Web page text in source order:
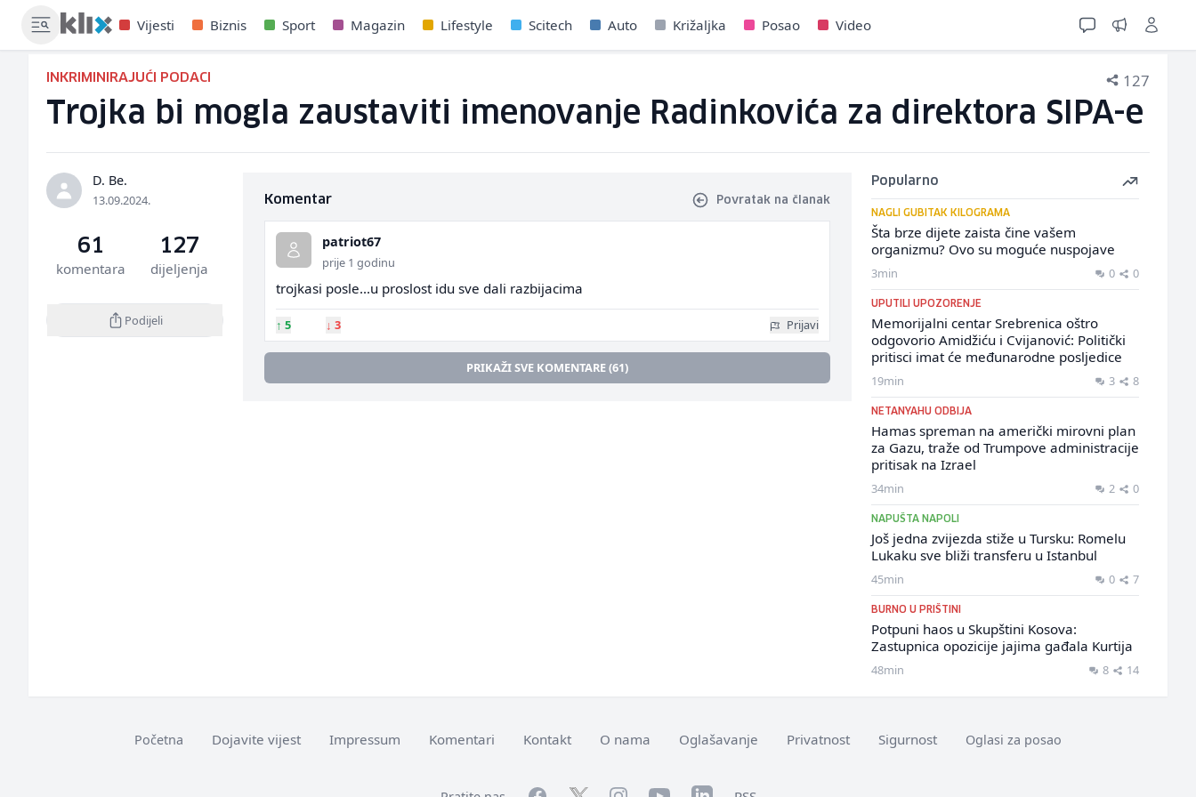
Vijesti Biznis Sport Magazin Lifestyle Scitech Auto Križaljka Posao Video
INKRIMINIRAJUĆI PODACI 127
Trojka bi mogla zaustaviti imenovanje Radinkovića za direktora SIPA-e
D. Be.
13.09.2024.
61
komentara
127
dijeljenja
Podijeli
Komentar Povratak na članak
patriot67
prije 1 godinu
trojkasi posle...u proslost idu sve dali razbijacima
↑ 5 ↓ 3 Prijavi
PRIKAŽI SVE KOMENTARE (61)
Popularno
NAGLI GUBITAK KILOGRAMA
Šta brze dijete zaista čine vašem
organizmu? Ovo su moguće nuspojave
3min 0 0
UPUTILI UPOZORENJE
Memorijalni centar Srebrenica oštro
odgovorio Amidžiću i Cvijanović: Politički
pritisci imat će međunarodne posljedice
19min 3 8
NETANYAHU ODBIJA
Hamas spreman na američki mirovni plan
za Gazu, traže od Trumpove administracije
pritisak na Izrael
34min 2 0
NAPUŠTA NAPOLI
Još jedna zvijezda stiže u Tursku: Romelu
Lukaku sve bliži transferu u Istanbul
45min 0 7
BURNO U PRIŠTINI
Potpuni haos u Skupštini Kosova:
Zastupnica opozicije jajima gađala Kurtija
48min 8 14
Početna Dojavite vijest Impressum Komentari Kontakt O nama Oglašavanje Privatnost Sigurnost Oglasi za posao